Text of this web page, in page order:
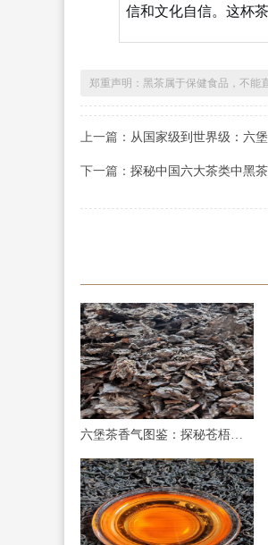
信和文化自信。这杯
郑重声明：黑茶属于保健食品，不能
上一篇： 从国家级到世界级：六
下一篇： 探秘中国六大茶类中黑
六堡茶香气图鉴：探秘苍梧六堡镇核心产区的味觉盛宴